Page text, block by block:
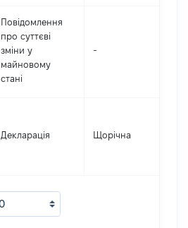
Повідомлення
про суттєві
зміни y
майновому
стані
-
Декларація Щорічна